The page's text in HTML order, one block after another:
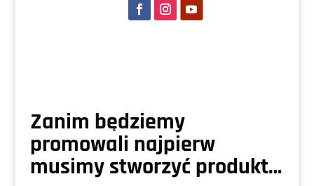
Zanim będziemy
promowali najpierw
musimy stworzyć produkt…